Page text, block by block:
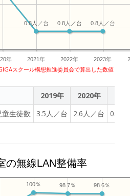
年 2021年 2022年 2023年
0.8人／台
0.8人／台
0.8人／台
スクール構想推進委員会で算出した数値
2019年 2020年
生徒数
3.5人／台 2.6人／台 0.8人
の無線LAN整備率
98.6％
98.7％
100％